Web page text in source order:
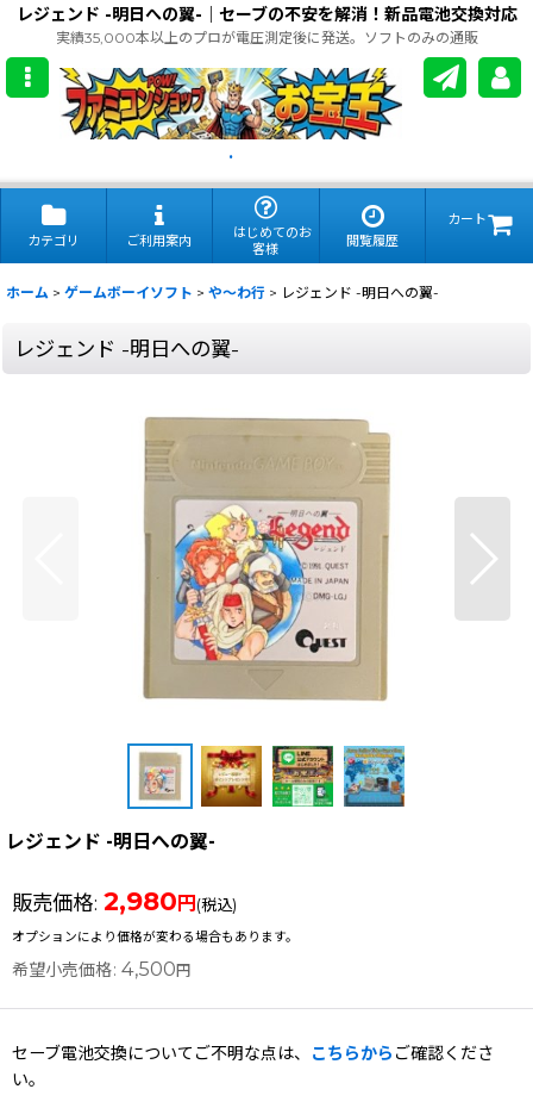
レジェンド -明日への翼-｜セーブの不安を解消！新品電池交換対応
実績35,000本以上のプロが電圧測定後に発送。ソフトのみの通販
.
カテゴリ ご利用案内
はじめてのお
客様
閲覧履歴
カート
ホーム > ゲームボーイソフト > や〜わ行 > レジェンド -明日への翼-
レジェンド -明日への翼-
レジェンド -明日への翼-
販売価格: 2,980 円 (税込)
オプションにより価格が変わる場合もあります。
希望小売価格: 4,500 円
セーブ電池交換についてご不明な点は、 こちらから ご確認くださ
い。